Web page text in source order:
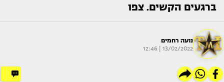
ברגעים הקשים. צפו
נועה רחמים
13/02/2022 | 12:46